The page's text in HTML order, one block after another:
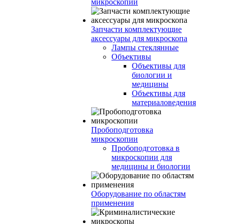
микроскопии
Запчасти комплектующие
аксессуары для микроскопа
Лампы стеклянные
Объективы
Объективы для
биологии и
медицины
Объективы для
материаловедения
Пробоподготовка
микроскопии
Пробоподготовка в
микроскопии для
медицины и биологии
Оборудование по областям
применения